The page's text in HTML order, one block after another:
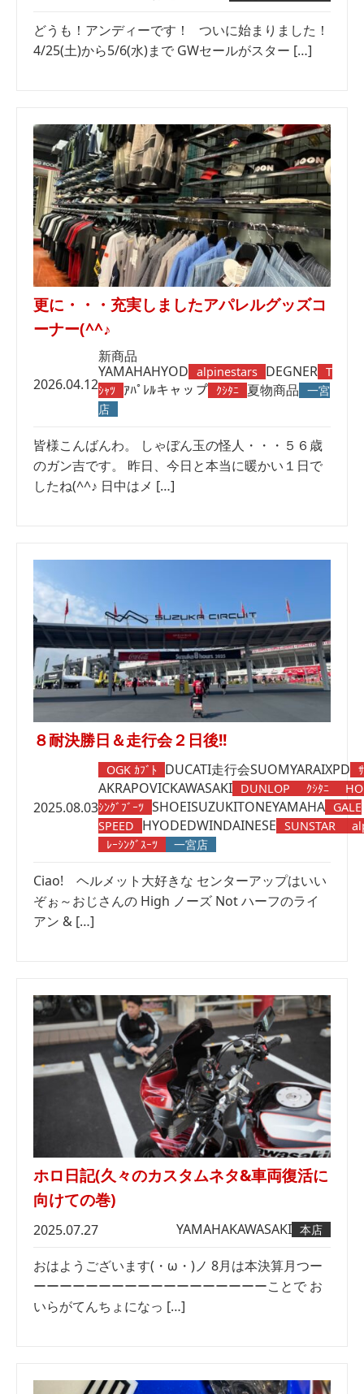
どうも！アンディーです！ ついに始まりました！
4/25(土)から5/6(水)まで GWセールがスター […]
更に・・・充実しましたアパレルグッズコ
ーナー(^^♪
2026.04.12
新商品
YAMAHAHYOD alpinestars DEGNER T
ｼｬﾂ ｱﾊﾟﾚﾙキャップ ｸｼﾀﾆ 夏物商品 一宮
店
皆様こんばんわ。 しゃぼん玉の怪人・・・５６歳
のガン吉です。 昨日、今日と本当に暖かい１日で
したね(^^♪ 日中はメ […]
８耐決勝日＆走行会２日後!!
2025.08.03
OGK ｶﾌﾞﾄ DUCATI走行会SUOMYARAIXPD
AKRAPOVICKAWASAKI DUNLOP ｸｼﾀﾆ
ｼﾝｸﾞﾌﾞｰﾂ SHOEISUZUKITONEYAMAHA GALE
SPEED
HYODEDWINDAINESE SUNSTAR
ﾚｰｼﾝｸﾞｽｰﾂ
一宮店
Ciao! ヘルメット大好きな センターアップはいい
ぞぉ～おじさんの High ノーズ Not ハーフのライ
アン & […]
ホロ日記(久々のカスタムネタ&車両復活に
向けての巻)
2025.07.27 YAMAHAKAWASAKI 本店
おはようございます(・ω・)ノ 8月は本決算月つー
ーーーーーーーーーーーーーーーーーーことで お
いらがてんちょになっ […]